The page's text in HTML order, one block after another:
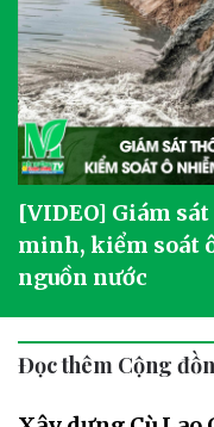
[VIDEO] Giám
minh, kiểm soát
nguồn nước
Đọc thêm Cộng